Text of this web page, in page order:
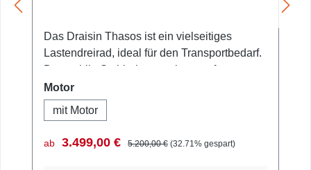
Das Draisin Thasos ist ein vielseitiges
Lastendreirad, ideal für den Transportbedarf.
Der stabile Stahlrahmen mit wetterfester
Pulverbeschichtung und Klarlack ist in
Schwarz erhältlich, und der
höhenverstellbare Sattel ermöglicht eine
flexible Anpassung. Die 7-Gang Shimano
Schaltung mit Rücktritt und eine
Motorauswählen
mit Motor
Verkaufspreis:
ab 3.499,00 € Regulärer Preis:
5.200,00 € (32.71% gespart)